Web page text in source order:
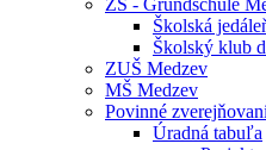
ZŠ - Grundschule
Školská
Školský klub
ZUŠ Medzev
MŠ Medzev
Povinné
Úradná tabuľa